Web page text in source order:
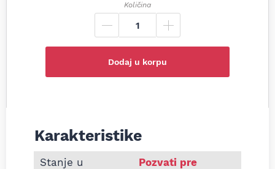
Količina
Dodaj u korpu
Informacije o Pk kaiš Continental 7PK1538
Karakteristike
Stanje u
Pozvati pre